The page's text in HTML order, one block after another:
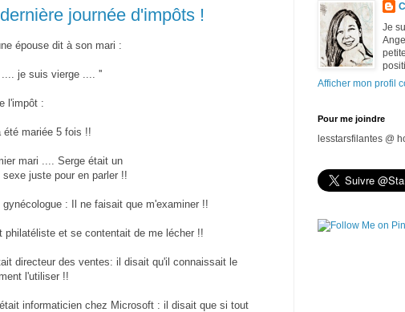
journée d'impôts !
épouse dit à son mari :
je suis vierge .... ''
l'impôt :
mariée 5 fois !!
mari .... Serge était un
juste pour en parler !!
: Il ne faisait que m'examiner !!
et se contentait de me lécher !!
directeur des ventes: il disait qu'il connaissait le
l'utiliser !!
informaticien chez Microsoft : il disait que si tout
Je
Afficher mon profil
Pour me joindre
lesstarsfilantes @